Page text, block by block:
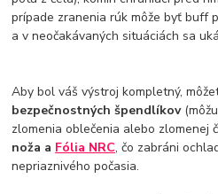
prípade zranenia rúk môže byť buff
a v neočakávaných situáciách sa
Aby bol váš výstroj kompletný,
bezpečnostných špendlíkov
zlomenia oblečenia alebo zlomenej
noža a Fólia NRC, čo zabráni
nepriaznivého počasia.